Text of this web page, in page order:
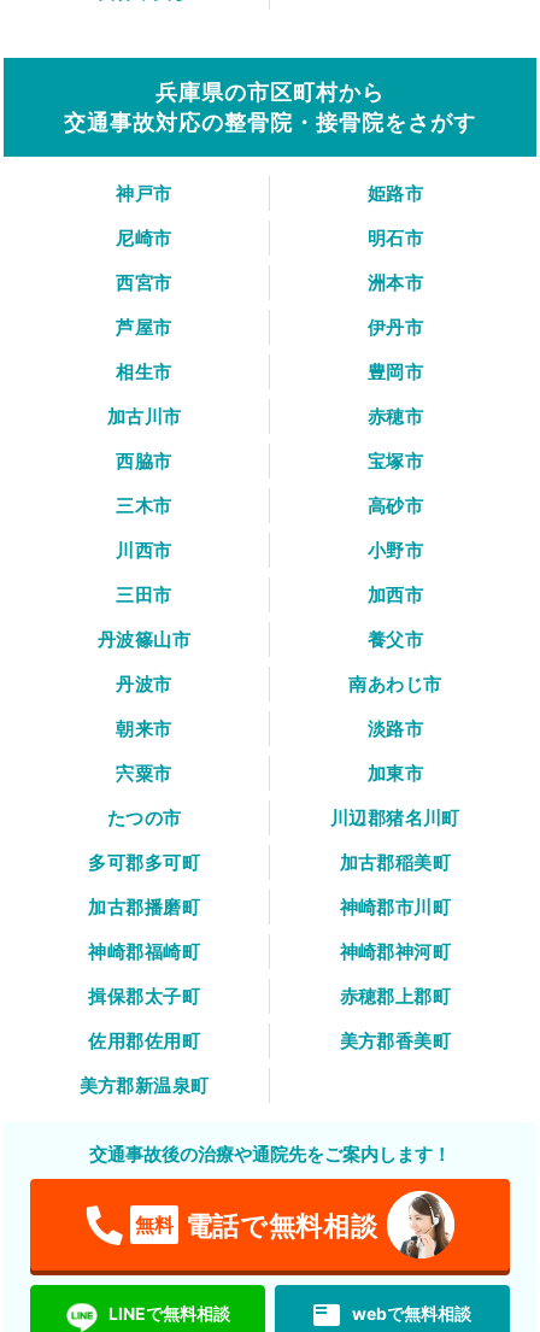
兵庫県の市区町村から
交通事故対応の整骨院・接骨院をさがす
神戸市
姫路市
尼崎市
明石市
西宮市
洲本市
芦屋市
伊丹市
相生市
豊岡市
加古川市
赤穂市
西脇市
宝塚市
三木市
高砂市
川西市
小野市
三田市
加西市
丹波篠山市
養父市
丹波市
南あわじ市
朝来市
淡路市
宍粟市
加東市
たつの市
川辺郡猪名川町
多可郡多可町
加古郡稲美町
加古郡播磨町
神崎郡市川町
神崎郡福崎町
神崎郡神河町
揖保郡太子町
赤穂郡上郡町
佐用郡佐用町
美方郡香美町
美方郡新温泉町
交通事故後の治療や通院先をご案内します！
無料 電話で無料相談
LINEで無料相談 featured_play_list webで無料相談